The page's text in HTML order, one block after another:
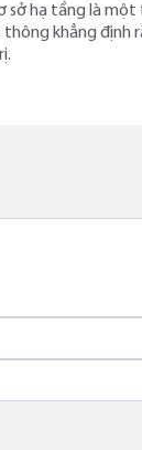
sở hạ tầng là
khẳng định